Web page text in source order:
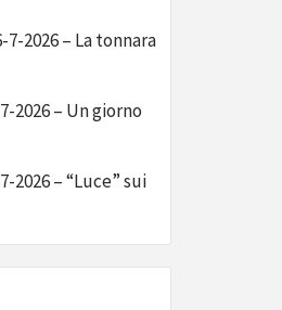
2026 – La tonnara
2026 – Un giorno
2026 – “Luce” sui